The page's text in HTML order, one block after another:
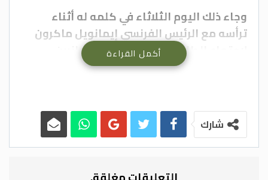
وجاء ذلك اليوم الثلاثاء في كلمه له أثناء
ترأسه مع الرئيس الفرنسي إيمانويل ماكرون
لاجتماع الطاولة المستديرة بين الجانبين
السوري والفرنسي في قصر الشعب بدمشق
وقال الشرع في مستهل الاجتماع: أهلاً بكم في
سوريا الجديدة، يجتمع في هذه القاعة اليوم
أكمل القراءة
شارك